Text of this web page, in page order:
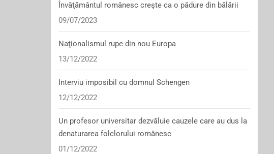
Învăţământul românesc creşte ca o pădure din bălării
09/07/2023
Naţionalismul rupe din nou Europa
13/12/2022
Interviu imposibil cu domnul Schengen
12/12/2022
Un profesor universitar dezvăluie cauzele care au dus la
denaturarea folclorului românesc
01/12/2022